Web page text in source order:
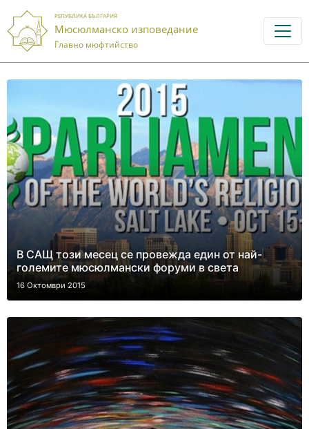
РЕПУБЛИКА БЪЛГАРИЯ
Мюсюлманско изповедание
Главно мюфтийство
В САЩ този месец се провежда един от най-
големите мюсюлмански форуми в света
16 Октомври 2015